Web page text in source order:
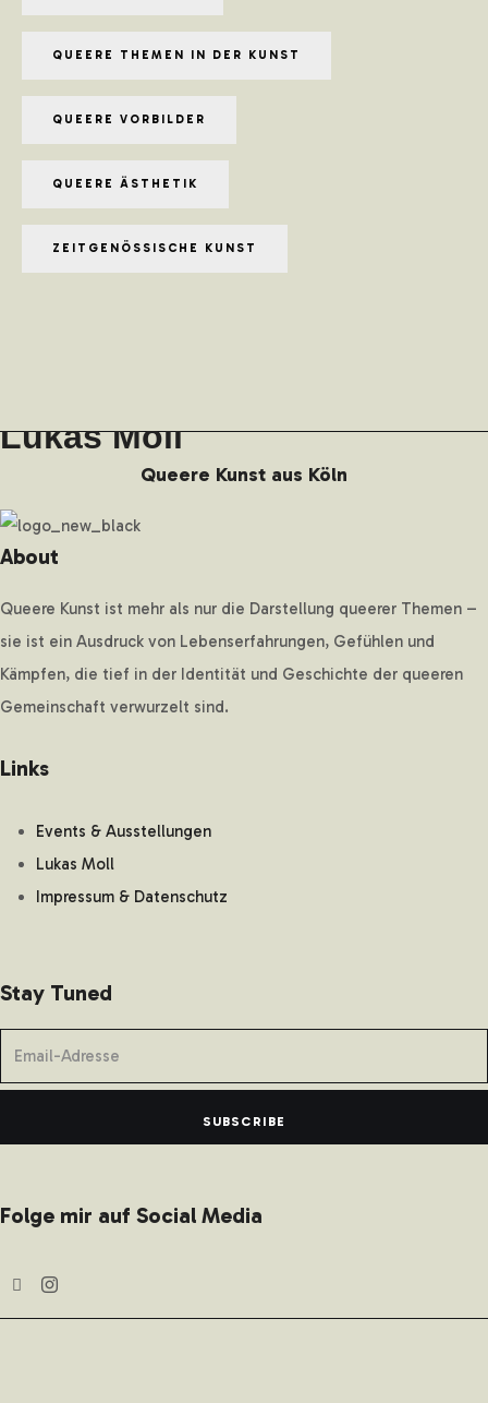
QUEERE THEMEN IN DER KUNST
QUEERE VORBILDER
QUEERE ÄSTHETIK
ZEITGENÖSSISCHE KUNST
Lukas Moll
Queere Kunst aus Köln
About
Queere Kunst ist mehr als nur die Darstellung queerer Themen –
sie ist ein Ausdruck von Lebenserfahrungen, Gefühlen und
Kämpfen, die tief in der Identität und Geschichte der queeren
Gemeinschaft verwurzelt sind.
Links
Events & Ausstellungen
Lukas Moll
Impressum & Datenschutz
Stay Tuned
SUBSCRIBE
Folge mir auf Social Media